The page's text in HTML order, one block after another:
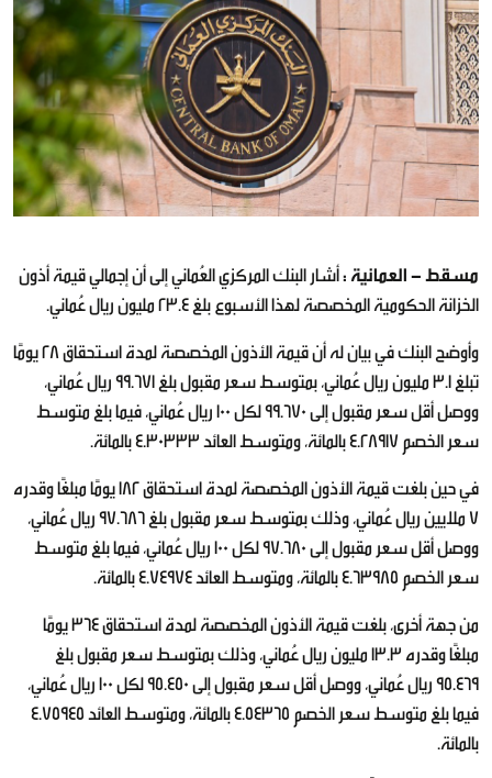
مسقط - العمانية :أشار البنك المركزي العُماني إلى أن إجمالي قيمة أذون
الخزانة الحكومية المخصصة لهذا الأسبوع بلغ 23.4 مليون ريال عُماني.
وأوضح البنك في بيان له أن قيمة الأذون المخصصة لمدة استحقاق 28 يومًا
تبلغ 3.1 مليون ريال عُماني، بمتوسط سعر مقبول بلغ 99.671 ريال عُماني،
ووصل أقل سعر مقبول إلى 99.670 لكل 100 ريال عُماني، فيما بلغ متوسط
سعر الخصم 4.28917 بالمائة، ومتوسط العائد 4.30333 بالمائة.
في حين بلغت قيمة الأذون المخصصة لمدة استحقاق 182 يومًا مبلغًا وقدره
7 ملايين ريال عُماني، وذلك بمتوسط سعر مقبول بلغ 97.686 ريال عُماني،
ووصل أقل سعر مقبول إلى 97.680 لكل 100 ريال عُماني، فيما بلغ متوسط
سعر الخصم 4.63985 بالمائة، ومتوسط العائد 4.74974 بالمائة.
من جهة أخرى، بلغت قيمة الأذون المخصصة لمدة استحقاق 364 يومًا
مبلغًا وقدره 13.3 مليون ريال عُماني، وذلك بمتوسط سعر مقبول بلغ
95.469 ريال عُماني، ووصل أقل سعر مقبول إلى 95.450 لكل 100 ريال عُماني،
فيما بلغ متوسط سعر الخصم 4.54365 بالمائة، ومتوسط العائد 4.75945
بالمائة.